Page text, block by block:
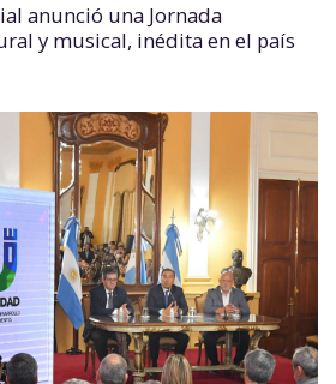
anunció una Jornada
y musical, inédita en el país